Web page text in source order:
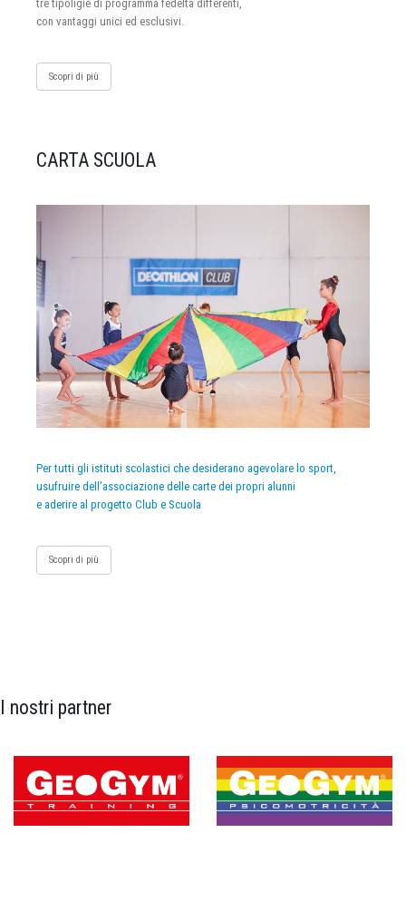
tre tipoligie di programma fedeltà differenti,
con vantaggi unici ed esclusivi.
Scopri di più
CARTA SCUOLA
Per tutti gli istituti scolastici che desiderano agevolare lo sport,
usufruire dell’associazione delle carte dei propri alunni
e aderire al progetto Club e Scuola
Scopri di più
I nostri partner